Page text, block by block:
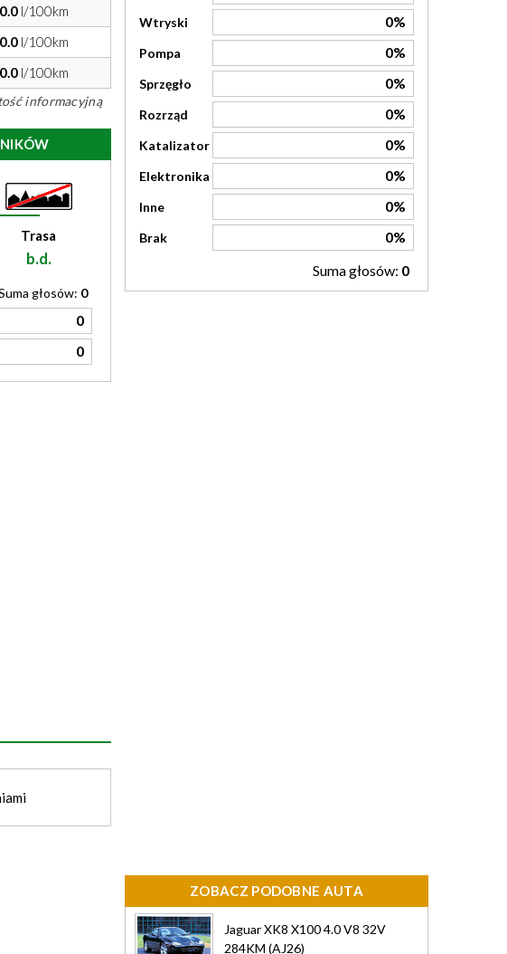
0.0 l/100km
0.0 l/100km
0.0 l/100km
informacyjną
Trasa
b.d.
głosów: 0
0
0
Wtryski 0%
Pompa 0%
Sprzęgło 0%
Rozrząd 0%
Katalizator 0%
Elektronika 0%
Inne 0%
Brak
0%
Suma głosów: 0
ZOBACZ PODOBNE AUTA
Jaguar XK8 X100 4.0 V8 32V
284KM (AJ26)